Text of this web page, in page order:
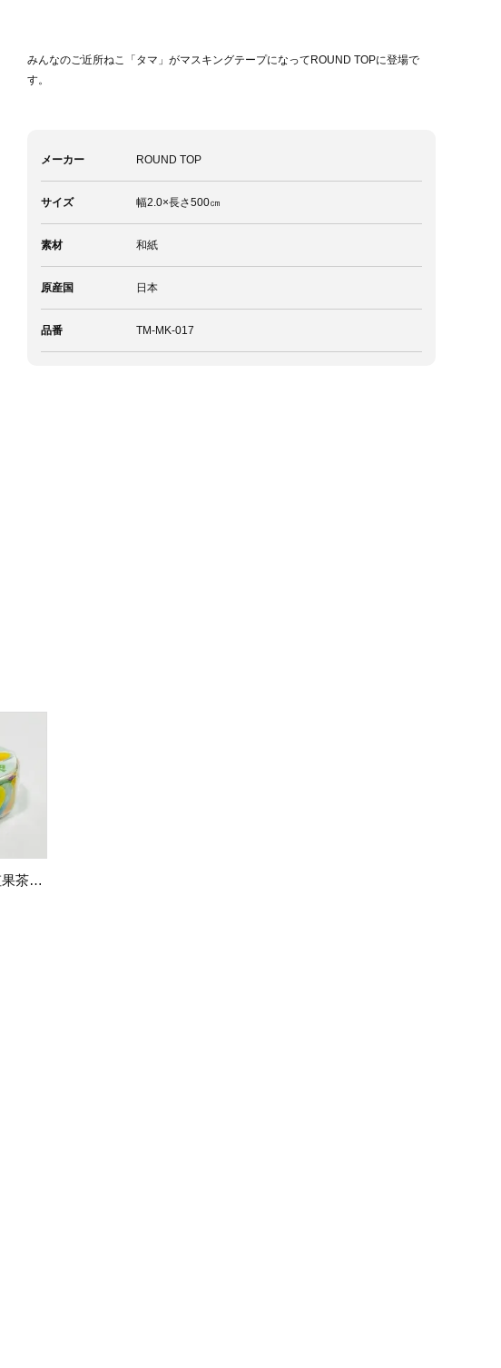
みんなのご近所ねこ「タマ」がマスキングテープになってROUND TOPに登場で
す。
メーカー ROUND TOP
サイズ 幅2.0×長さ500㎝
素材 和紙
原産国 日本
品番 TM-MK-017
WENSHU 彩虹果茶系列 マスキングシール 糖果货架